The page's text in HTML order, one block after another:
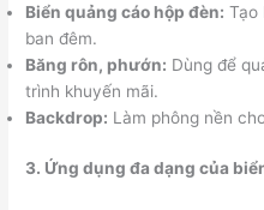
Biển quảng cáo hộp đèn: Tạo
ban đêm.
Băng rôn, phướn: Dùng để
trình khuyến mãi.
Backdrop: Làm phông nền
3. Ứng dụng đa dạng của